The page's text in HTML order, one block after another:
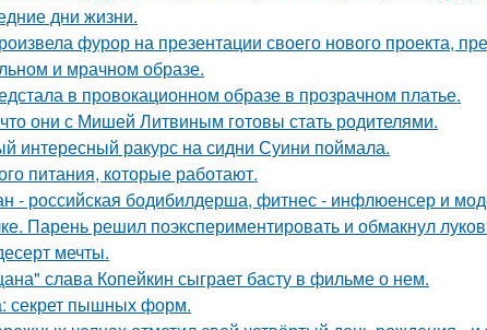
дни жизни.
фурор на презентации своего нового проекта,
и мрачном образе.
в провокационном образе в прозрачном платье.
они с Мишей Литвиным готовы стать родителями.
интересный ракурс на сидни Суини поймала.
питания, которые работают.
- российская бодибилдерша, фитнес - инфлюенсер и
Парень решил поэкспериментировать и обмакнул
мечты.
слава Копейкин сыграет басту в фильме о нем.
секрет пышных форм.